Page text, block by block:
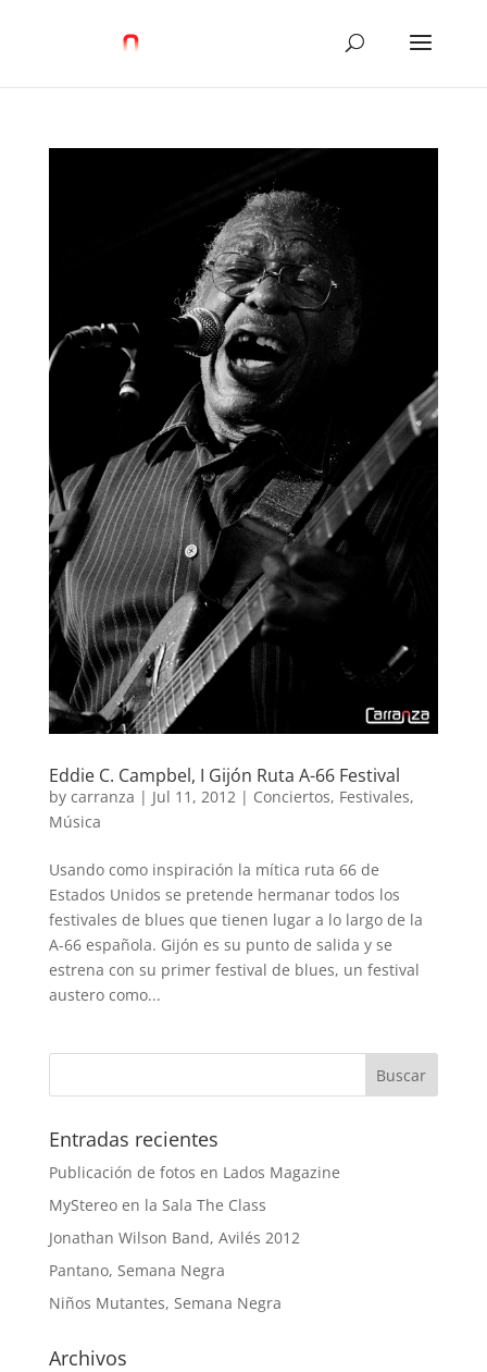
Eddie C. Campbel, I Gijón Ruta A-66 Festival
by carranza | Jul 11, 2012| Conciertos, Festivales,
Música
Usando como inspiración la mítica ruta 66 de
Estados Unidos se pretende hermanar todos los
festivales de blues que tienen lugar a lo largo de la
A-66 española. Gijón es su punto de salida y se
estrena con su primer festival de blues, un festival
austero como...
Entradas recientes
Publicación de fotos en Lados Magazine
MyStereo en la Sala The Class
Jonathan Wilson Band, Avilés 2012
Pantano, Semana Negra
Niños Mutantes, Semana Negra
Archivos